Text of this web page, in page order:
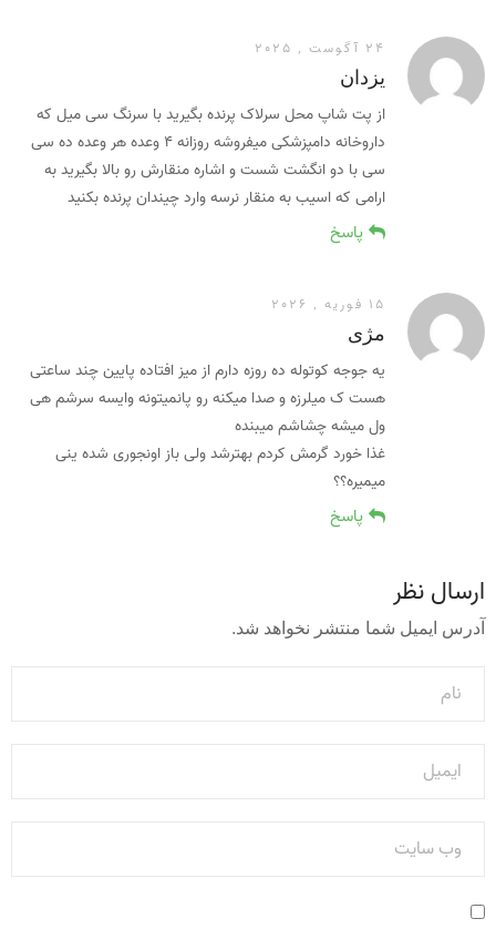
24 آگوست , 2025
یزدان
از پت شاپ محل سرلاک پرنده بگیرید با سرنگ سی میل که
داروخانه دامپزشکی میفروشه روزانه ۴ وعده هر وعده ده سی
سی با دو انگشت شست و اشاره منقارش رو بالا بگیرید به
ارامی که اسیب به منقار نرسه وارد چیندان پرنده بکنید
پاسخ
15 فوریه , 2026
مژی
یه جوجه کوتوله ده روزه دارم از میز افتاده پایین چند ساعتی
هست ک میلرزه و صدا میکنه رو پانمیتونه وایسه سرشم هی
ول میشه چشاشم میبنده
غذا خورد گرمش کردم بهترشد ولی باز اونجوری شده ینی
میمیره؟؟
پاسخ
ارسال نظر
آدرس ایمیل شما منتشر نخواهد شد.